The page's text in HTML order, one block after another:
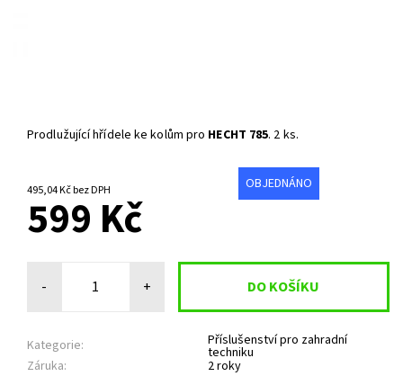
Prodlužující hřídele ke kolům pro HECHT 785. 2 ks.
495,04 Kč bez DPH OBJEDNÁNO
599 Kč
- +
Kategorie: Příslušenství pro zahradní
techniku
Záruka: 2 roky